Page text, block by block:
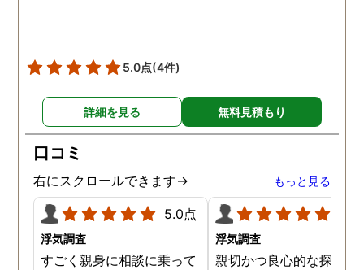
5.0点(4件)
詳細を見る 無料見積もり
口コミ
右にスクロールできます→ もっと見る
5.0点
浮気調査
すごく親身に相談に乗って
浮気調査
親切かつ良心的な探偵社